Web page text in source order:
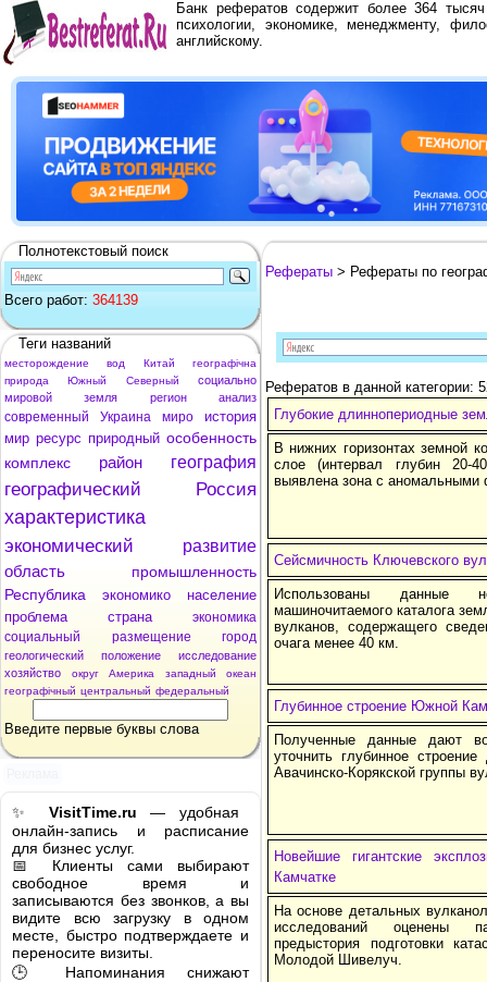
Банк рефератов содержит более 364
психологии, экономике, менеджменту,
английскому.
Полнотекстовый поиск
Всего работ: 364139
Теги названий
месторождение вод Китай
географічна
природа
Южный Северный
социально
мировой
земля регион анализ
современный Украина миро
история
мир ресурс природный особенность
комплекс
район география
географический Россия
характеристика
экономический
развитие
область
промышленность
Республика
экономико
население
проблема
страна
экономика
социальный
размещение город
геологический положение
исследование
хозяйство
округ Америка западный
океан
географічный центральный федеральный
Введите первые буквы слова
✨ VisitTime.ru — удобная
онлайн-запись и расписание
для бизнес услуг.
📅 Клиенты сами выбирают
свободное время и
записываются без звонков, а вы
видите всю загрузку в одном
месте, быстро подтверждаете и
переносите визиты.
🕒 Напоминания снижают
Рефераты > Рефераты по
Рефератов в данной категории:
Глубокие длиннопериодные
В нижних горизонтах земной
слое (интервал глубин 20-
выявлена зона с аномальными
Сейсмичность Ключевского
Использованы данные
машиночитаемого каталога
вулканов, содержащего
очага менее 40 км.
Глубинное строение Южной
Полученные данные дают
уточнить глубинное
Авачинско-Корякской группы
Новейшие гигантские
Камчатке
На основе детальных
исследований оценены
предыстория подготовки
Молодой Шивелуч.